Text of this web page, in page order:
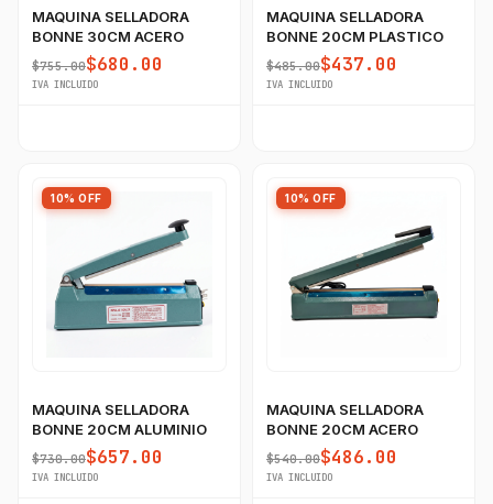
MAQUINA SELLADORA
BONNE 30CM ACERO
$755.00$680.00
IVA INCLUIDO
MAQUINA SELLADORA
BONNE 20CM PLASTICO
$485.00$437.00
IVA INCLUIDO
10% OFF
MAQUINA SELLADORA
BONNE 20CM ALUMINIO
$730.00$657.00
IVA INCLUIDO
10% OFF
MAQUINA SELLADORA
BONNE 20CM ACERO
$540.00$486.00
IVA INCLUIDO